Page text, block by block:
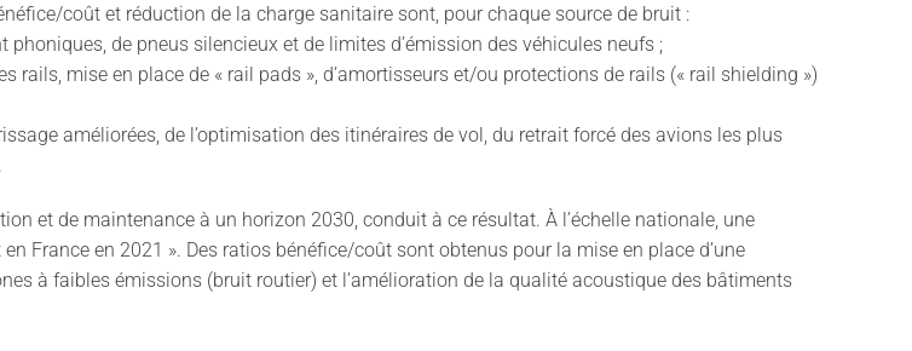
coût et réduction de la charge sanitaire sont, pour chaque source de bruit :
de pneus silencieux et de limites d’émission des véhicules neufs ;
rails, mise en place de « rail pads », d’amortisseurs et/ou protections de rails (« rail shielding »)
améliorées, de l’optimisation des itinéraires de vol, du retrait forcé des avions les plus
et de maintenance à un horizon 2030, conduit à ce résultat. À l’échelle nationale, une
France en 2021 ». Des ratios bénéfice/coût sont obtenus pour la mise en place d’une
à faibles émissions (bruit routier) et l’amélioration de la qualité acoustique des bâtiments